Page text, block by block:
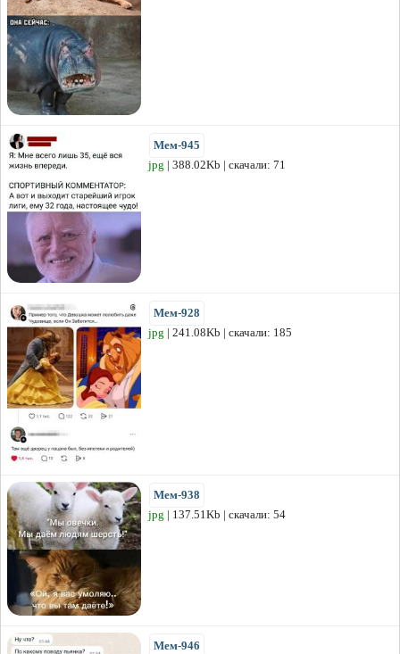
Мем-945
jpg | 388.02Kb | скачали: 71
Мем-928
jpg | 241.08Kb | скачали: 185
Мем-938
jpg | 137.51Kb | скачали: 54
Мем-946